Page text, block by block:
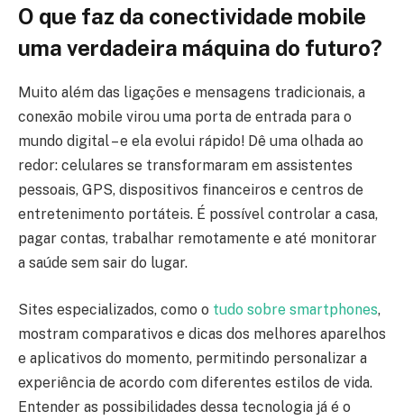
O que faz da conectividade mobile
uma verdadeira máquina do futuro?
Muito além das ligações e mensagens tradicionais, a
conexão mobile virou uma porta de entrada para o
mundo digital – e ela evolui rápido! Dê uma olhada ao
redor: celulares se transformaram em assistentes
pessoais, GPS, dispositivos financeiros e centros de
entretenimento portáteis. É possível controlar a casa,
pagar contas, trabalhar remotamente e até monitorar
a saúde sem sair do lugar.
Sites especializados, como o tudo sobre smartphones,
mostram comparativos e dicas dos melhores aparelhos
e aplicativos do momento, permitindo personalizar a
experiência de acordo com diferentes estilos de vida.
Entender as possibilidades dessa tecnologia já é o